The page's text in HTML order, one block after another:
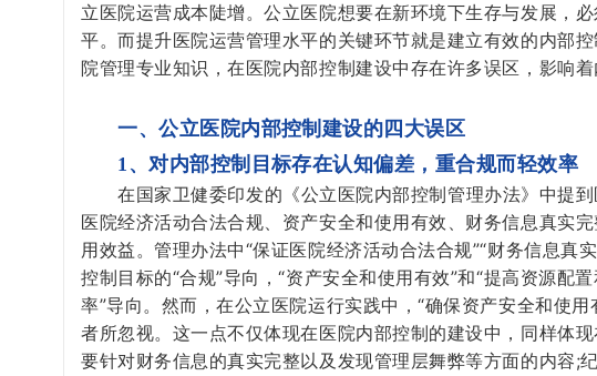
立医院运营成本陡增。公立医院想要在新环境下生存与发展，
平。而提升医院运营管理水平的关键环节就是建立有效的内部
院管理专业知识，在医院内部控制建设中存在许多误区，影响着
一、公立医院内部控制建设的四大误区
1、对内部控制目标存在认知偏差，重合规而轻效率
在国家卫健委印发的《公立医院内部控制管理办法》中提到
医院经济活动合法合规、资产安全和使用有效、财务信息真实
用效益。管理办法中“保证医院经济活动合法合规”“财务信息真
控制目标的“合规”导向，“资产安全和使用有效”和“提高资源配
率”导向。然而，在公立医院运行实践中，“确保资产安全和使
者所忽视。这一点不仅体现在医院内部控制的建设中，同样体
要针对财务信息的真实完整以及发现管理层舞弊等方面的内容;